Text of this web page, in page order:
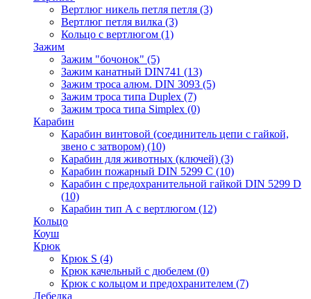
Вертлюг никель петля петля (3)
Вертлюг петля вилка (3)
Кольцо с вертлюгом (1)
Зажим
Зажим "бочонок" (5)
Зажим канатный DIN741 (13)
Зажим троса алюм. DIN 3093 (5)
Зажим троса типа Duplex (7)
Зажим троса типа Simplex (0)
Карабин
Карабин винтовой (соединитель цепи с гайкой,
звено с затвором) (10)
Карабин для животных (ключей) (3)
Карабин пожарный DIN 5299 C (10)
Карабин с предохранительной гайкой DIN 5299 D
(10)
Карабин тип А с вертлюгом (12)
Кольцо
Коуш
Крюк
Крюк S (4)
Крюк качельный с дюбелем (0)
Крюк с кольцом и предохранителем (7)
Лебедка